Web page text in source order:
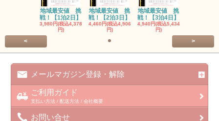
地域最安値 挑
戦！【1泊2日】
3,980円(税込4,378
円)
地域最安値 挑
戦！【2泊3日】
4,460円(税込4,906
円)
地域最安値 挑
戦！【3泊4日】
4,940円(税込5,434
円)
< >
メールマガジン登録・解除
ご利用ガイド
支払い方法 / 配送方法 / 会社概要
お問い合せ